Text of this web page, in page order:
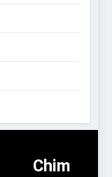
Chim